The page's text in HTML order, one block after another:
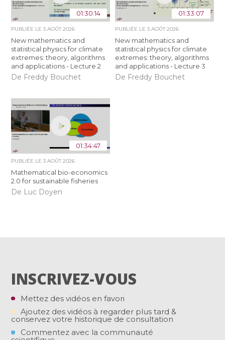
01:30:14
PUBLIÉE LE3 AOÛT 2026
New mathematics and
statistical physics for climate
extremes: theory, algorithms
and applications - Lecture 2
De Freddy Bouchet
01:33:07
PUBLIÉE LE 3 AOÛT 2026
New mathematics and
statistical physics for climate
extremes: theory, algorithms
and applications - Lecture 3
De Freddy Bouchet
01:34:47
PUBLIÉE LE3 AOÛT 2026
Mathematical bio-economics
2.0 for sustainable fisheries
De Luc Doyen
INSCRIVEZ-VOUS
Mettez des vidéos en favori
Ajoutez des vidéos à regarder plus tard &
conservez votre historique de consultation
Commentez avec la communauté